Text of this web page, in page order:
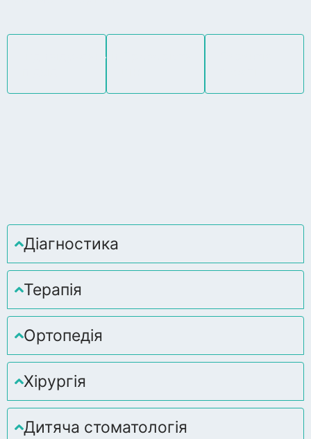
Індивідуальний
Діагностика
Терапія
Ортопедія
Хірургія
Дитяча стоматологія